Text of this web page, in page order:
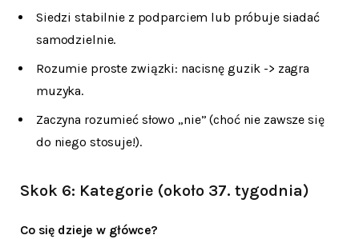
Siedzi stabilnie z podparciem lub próbuje siadać
samodzielnie.
Rozumie proste związki: nacisnę guzik -> zagra
muzyka.
Zaczyna rozumieć słowo „nie” (choć nie zawsze się
do niego stosuje!).
Skok 6: Kategorie (około 37. tygodnia)
Co się dzieje w główce?